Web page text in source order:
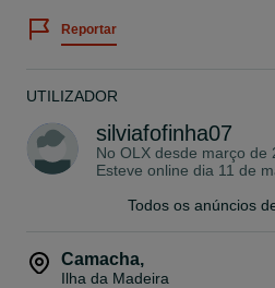
Reportar
UTILIZADOR
silviafofinha07
No OLX desde março de
Esteve online dia 11 de
Todos os anúncios
Camacha,
Ilha da Madeira